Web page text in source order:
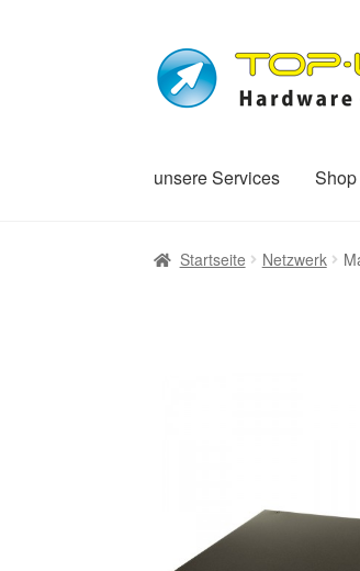
Zur
Navigation
springen
Zum
Inhalt
springen
unsere Services Shop
Startseite Netzwerk